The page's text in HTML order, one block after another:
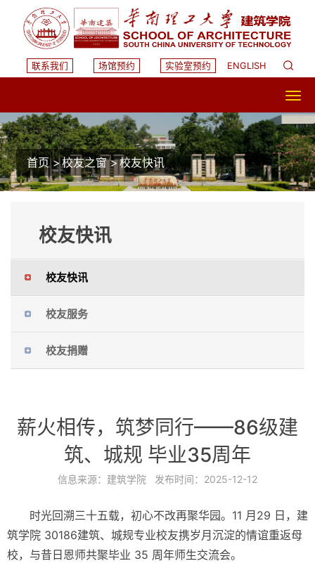
联系我们 场馆预约 实验室预约 ENGLISH
首页>校友之窗>校友快讯
校友快讯
校友快讯
校友服务
校友捐赠
薪火相传，筑梦同行——86级建
筑、城规 毕业35周年
信息来源： 建筑学院 发布时间： 2025-12-12
时光回溯三十五载，初心不改再聚华园。11 月29 日，建
筑学院 30186建筑、城规专业校友携岁月沉淀的情谊重返母
校，与昔日恩师共聚毕业 35 周年师生交流会。